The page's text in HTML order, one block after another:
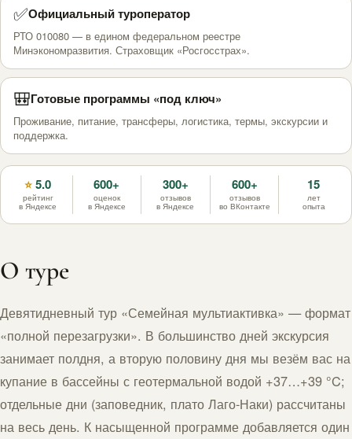
✅Официальный туроператор
РТО 010080 — в едином федеральном реестре
Минэкономразвития. Страховщик «Росгосстрах».
🎒Готовые программы «под ключ»
Проживание, питание, трансферы, логистика, термы, экскурсии и
поддержка.
⭐ 5.0
рейтинг
в Яндексе
600+
оценок
в Яндексе
300+
отзывов
в Яндексе
600+
отзывов
во ВКонтакте
15
лет
опыта
О туре
Девятидневный тур «Семейная мультиактивка» — формат
«полной перезагрузки». В большинство дней экскурсия
занимает полдня, а вторую половину дня мы везём вас на
купание в бассейны с геотермальной водой +37…+39 °C;
отдельные дни (заповедник, плато Лаго-Наки) рассчитаны
на весь день. К насыщенной программе добавляется один